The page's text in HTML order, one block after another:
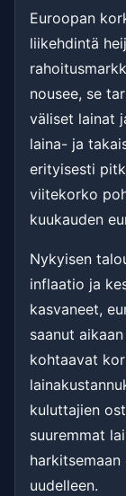
Euroopan
liikehdintä
nousee, se
väliset lainat
laina- ja
erityisesti
viitekorko
kuukauden
Nykyisen
inflaatio ja
kasvaneet,
saanut
kohtaavat
kuluttajien
suuremmat
uudelleen.